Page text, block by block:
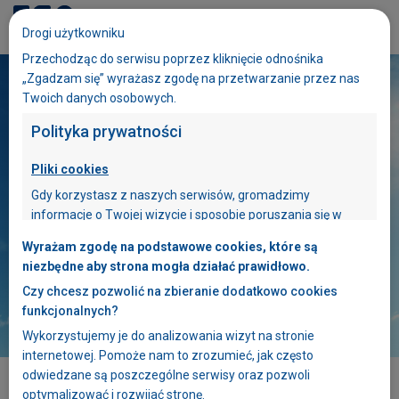
Aktualności
Drogi użytkowniku
Przechodząc do serwisu poprzez kliknięcie odnośnika
„Zgadzam się” wyrażasz zgodę na przetwarzanie przez nas
Twoich danych osobowych.
Polityka prywatności
Pliki cookies
Gdy korzystasz z naszych serwisów, gromadzimy
informacje o Twojej wizycie i sposobie poruszania się w
cookies zawiera dane informatyczne, które są
umieszczone w Twoim urządzeniu końcowym –
przeglądarce internetowej, z której korzystasz.
Pliki cookies używane w naszych serwisach
wykorzystywane są między innymi do bieżącej
optymalizacji serwisów oraz ułatwiania Twojego z nich
korzystania. Niektóre funkcjonalności dostępne w naszych
Wyrażam zgodę na podstawowe cookies, które są
niezbędne aby strona mogła działać prawidłowo.
Czy chcesz pozwolić na zbieranie dodatkowo cookies
funkcjonalnych?
Wykorzystujemy je do analizowania wizyt na stronie
internetowej. Pomoże nam to zrozumieć, jak często
odwiedzane są poszczególne serwisy oraz pozwoli
optymalizować i rozwijać stronę.